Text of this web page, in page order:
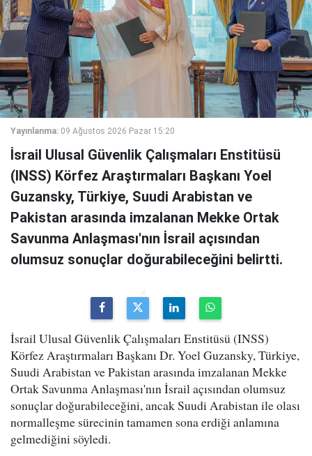
Yayınlanma: 09 Ağustos 2026 Pazar 15:20
İsrail Ulusal Güvenlik Çalışmaları Enstitüsü
(INSS) Körfez Araştırmaları Başkanı Yoel
Guzansky, Türkiye, Suudi Arabistan ve
Pakistan arasında imzalanan Mekke Ortak
Savunma Anlaşması'nın İsrail açısından
olumsuz sonuçlar doğurabileceğini belirtti.
İsrail Ulusal Güvenlik Çalışmaları Enstitüsü (INSS)
Körfez Araştırmaları Başkanı Dr. Yoel Guzansky, Türkiye,
Suudi Arabistan ve Pakistan arasında imzalanan Mekke
Ortak Savunma Anlaşması'nın İsrail açısından olumsuz
sonuçlar doğurabileceğini, ancak Suudi Arabistan ile olası
normalleşme sürecinin tamamen sona erdiği anlamına
gelmediğini söyledi.